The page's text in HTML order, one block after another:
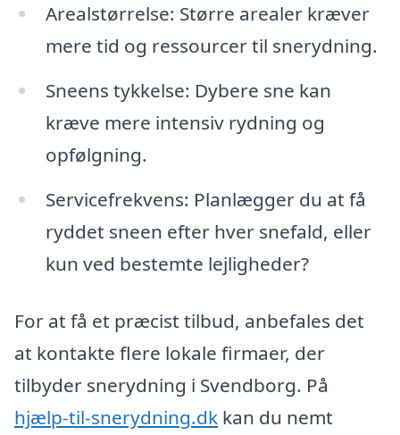
Arealstørrelse: Større arealer kræver
mere tid og ressourcer til snerydning.
Sneens tykkelse: Dybere sne kan
kræve mere intensiv rydning og
opfølgning.
Servicefrekvens: Planlægger du at få
ryddet sneen efter hver snefald, eller
kun ved bestemte lejligheder?
For at få et præcist tilbud, anbefales det
at kontakte flere lokale firmaer, der
tilbyder snerydning i Svendborg. På
hjælp-til-snerydning.dk kan du nemt